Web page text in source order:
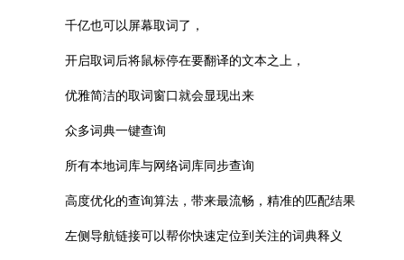
千亿也可以屏幕取词了，
开启取词后将鼠标停在要翻译的文本之上，
优雅简洁的取词窗口就会显现出来
众多词典一键查询
所有本地词库与网络词库同步查询
高度优化的查询算法，带来最流畅，精准的匹配结果
左侧导航链接可以帮你快速定位到关注的词典释义